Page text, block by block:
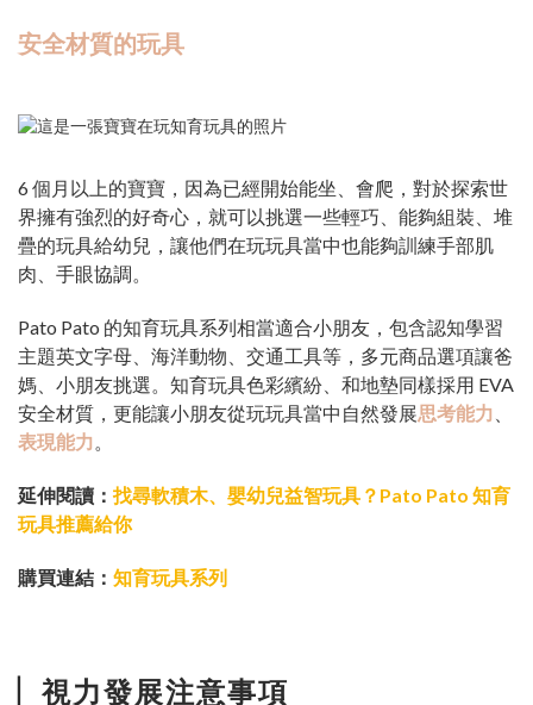
安全材質的玩具
6 個月以上的寶寶，因為已經開始能坐、會爬，對於探索世
界擁有強烈的好奇心，就可以挑選一些輕巧、能夠組裝、堆
疊的玩具給幼兒，讓他們在玩玩具當中也能夠訓練手部肌
肉、手眼協調。
Pato Pato 的知育玩具系列相當適合小朋友，包含認知學習
主題英文字母、海洋動物、交通工具等，多元商品選項讓爸
媽、小朋友挑選。知育玩具色彩繽紛、和地墊同樣採用 EVA
安全材質，更能讓小朋友從玩玩具當中自然發展思考能力
表現能力。
延伸閱讀： 找尋軟積木、嬰幼兒益智玩具？Pato Pato 知育
玩具推薦給你
購買連結： 知育玩具系列
視力發展注意事項